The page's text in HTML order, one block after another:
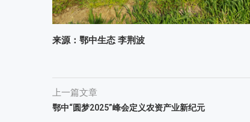
来源：鄂中生态 李荆波
上一篇文章
鄂中“圆梦2025”峰会定义农资产业新纪元